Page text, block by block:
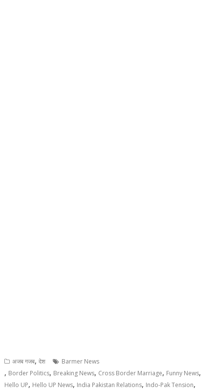
अजब गजब,देश Barmer News
, Border Politics, Breaking News, Cross Border Marriage, Funny News,
Hello UP, Hello UP News, India Pakistan Relations, Indo-Pak Tension,